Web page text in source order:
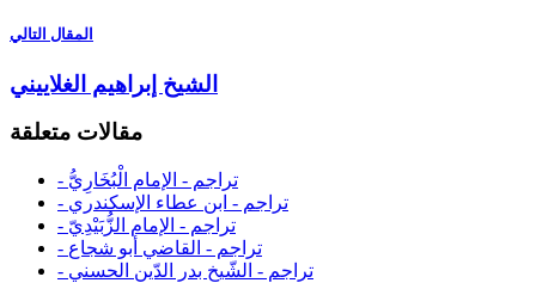
المقال التالي
الشيخ إبراهيم الغلاييني
مقالات متعلقة
- تراجم - الإمام الْبُخَارِيُّ
- تراجم - ابن عطاء الإسكندري
- تراجم - الإمام الزُّبَيْدِيّ
- تراجم - القاضي أبو شجاع
- تراجم - الشّيخ بدر الدّين الحسني